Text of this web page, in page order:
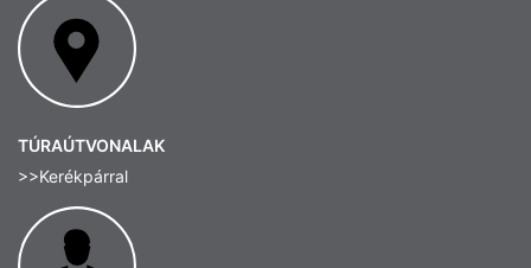
TÚRAÚTVONALAK
>>Kerékpárral